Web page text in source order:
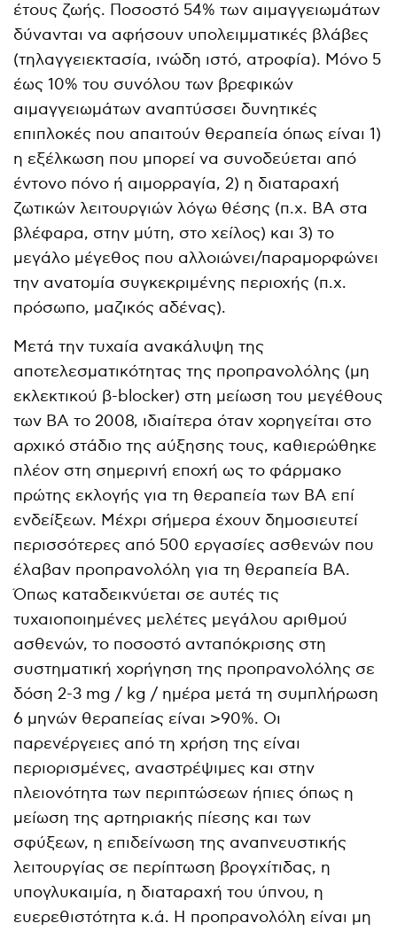
έτους ζωής. Ποσοστό 54% των αιμαγγειωμάτων
δύνανται να αφήσουν υπολειμματικές βλάβες
(τηλαγγειεκτασία, ινώδη ιστό, ατροφία). Μόνο 5
έως 10% του συνόλου των βρεφικών
αιμαγγειωμάτων αναπτύσσει δυνητικές
επιπλοκές που απαιτούν θεραπεία όπως είναι 1)
η εξέλκωση που μπορεί να συνοδεύεται από
έντονο πόνο ή αιμορραγία, 2) η διαταραχή
ζωτικών λειτουργιών λόγω θέσης (π.χ. ΒΑ στα
βλέφαρα, στην μύτη, στο χείλος) και 3) το
μεγάλο μέγεθος που αλλοιώνει/παραμορφώνει
την ανατομία συγκεκριμένης περιοχής (π.χ.
πρόσωπο, μαζικός αδένας).
Μετά την τυχαία ανακάλυψη της
αποτελεσματικότητας της προπρανολόλης (μη
εκλεκτικού β-blocker) στη μείωση του μεγέθους
των ΒΑ το 2008, ιδιαίτερα όταν χορηγείται στο
αρχικό στάδιο της αύξησης τους, καθιερώθηκε
πλέον στη σημερινή εποχή ως το φάρμακο
πρώτης εκλογής για τη θεραπεία των ΒΑ επί
ενδείξεων. Μέχρι σήμερα έχουν δημοσιευτεί
περισσότερες από 500 εργασίες ασθενών που
έλαβαν προπρανολόλη για τη θεραπεία ΒΑ.
Όπως καταδεικνύεται σε αυτές τις
τυχαιοποιημένες μελέτες μεγάλου αριθμού
ασθενών, το ποσοστό ανταπόκρισης στη
συστηματική χορήγηση της προπρανολόλης σε
δόση 2-3 mg / kg / ημέρα μετά τη συμπλήρωση
6 μηνών θεραπείας είναι >90%. Οι
παρενέργειες από τη χρήση της είναι
περιορισμένες, αναστρέψιμες και στην
πλειονότητα των περιπτώσεων ήπιες όπως η
μείωση της αρτηριακής πίεσης και των
σφύξεων, η επιδείνωση της αναπνευστικής
λειτουργίας σε περίπτωση βρογχίτιδας, η
υπογλυκαιμία, η διαταραχή του ύπνου, η
ευερεθιστότητα κ.ά. Η προπρανολόλη είναι μη